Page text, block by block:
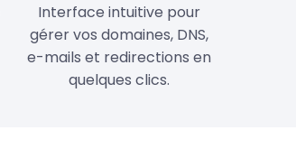
Interface intuitive pour
gérer vos domaines, DNS,
e-mails et redirections en
quelques clics.